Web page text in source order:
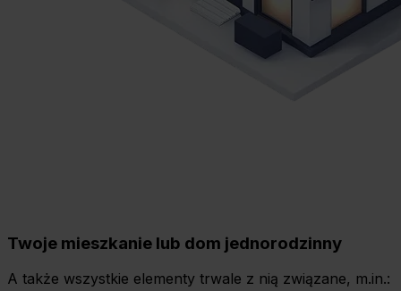
Twoje mieszkanie lub dom jednorodzinny
A także wszystkie elementy trwale z nią związane, m.in.: